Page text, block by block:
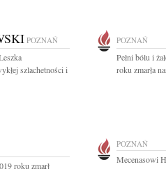
POZNAŃ
szlachetności i
POZNAŃ
Pełni bólu i
roku zmarła
roku zmarł
POZNAŃ
Mecenasowi